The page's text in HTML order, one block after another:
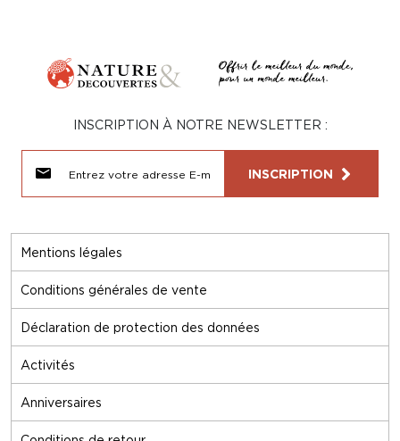
Mentions légales
Conditions générales de vente
Déclaration de protection des données
Activités
Anniversaires
INSCRIPTION À NOTRE NEWSLETTER :
INSCRIPTION